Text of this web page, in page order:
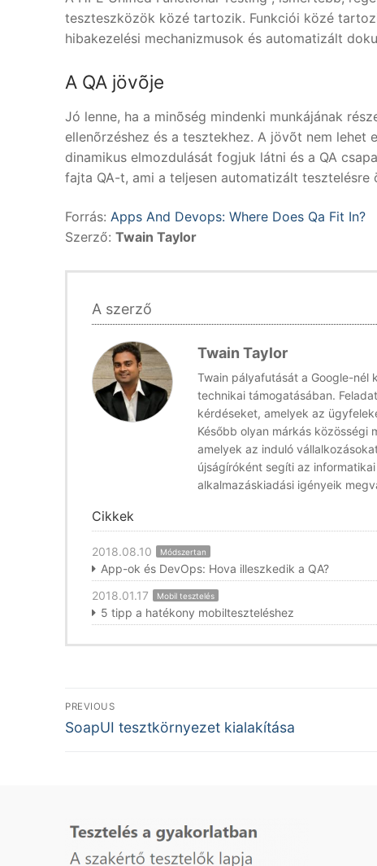
teszteszközök közé tartozik. Funkciói közé
hibakezelési mechanizmusok és automatizált
A QA jövõje
Jó lenne, ha a minõség mindenki munkájának
ellenõrzéshez és a tesztekhez. A jövõt nem lehet
dinamikus elmozdulását fogjuk látni és a QA
fajta QA-t, ami a teljesen automatizált tesztelésre
Forrás: Apps And Devops: Where Does Qa Fit In?
Szerző: Twain Taylor
A szerző
Twain Taylor
Twain pályafutását a Google-
technikai támogatásában.
kérdéseket, amelyek az
Később olyan márkás közösségi
amelyek az induló
újságíróként segíti az
alkalmazáskiadási igényeik
Cikkek
2018.08.10 Módszertan
App-ok és DevOps: Hova illeszkedik a QA?
2018.01.17
Mobil tesztelés
5 tipp a hatékony mobilteszteléshez
Bejegyzés
navigáció
PREVIOUS
Previous
SoapUI tesztkörnyezet kialakítása